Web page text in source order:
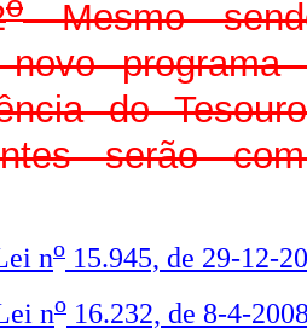
Mesmo
novo
do
serão
no 15.945, de 29-12-
no 16.232, de 8-4-